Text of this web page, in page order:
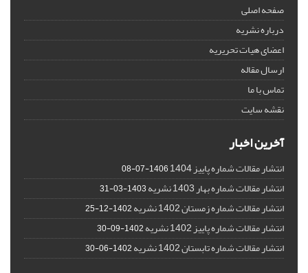
صفحه اصلی
درباره نشریه
اعضای هیات تحریریه
ارسال مقاله
تماس با ما
نقشه سایت
آخرین اخبار
انتشار مقالات شماره پاییز 1404 1406-07-08
انتشار مقالات شماره بهار 1403 نشریه 1403-03-31
انتشار مقالات شماره زمستان 1402 نشریه 1402-12-25
انتشار مقالات شماره پاییز 1402 نشریه 1402-09-30
انتشار مقالات شماره تابستان 1402 نشریه 1402-06-30